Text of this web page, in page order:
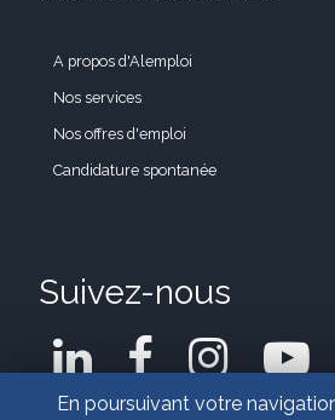
A propos d'Alemploi
Nos services
Nos offres d'emploi
Candidature spontanée
Suivez-nous
En poursuivant votre